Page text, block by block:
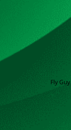
Fly Guy